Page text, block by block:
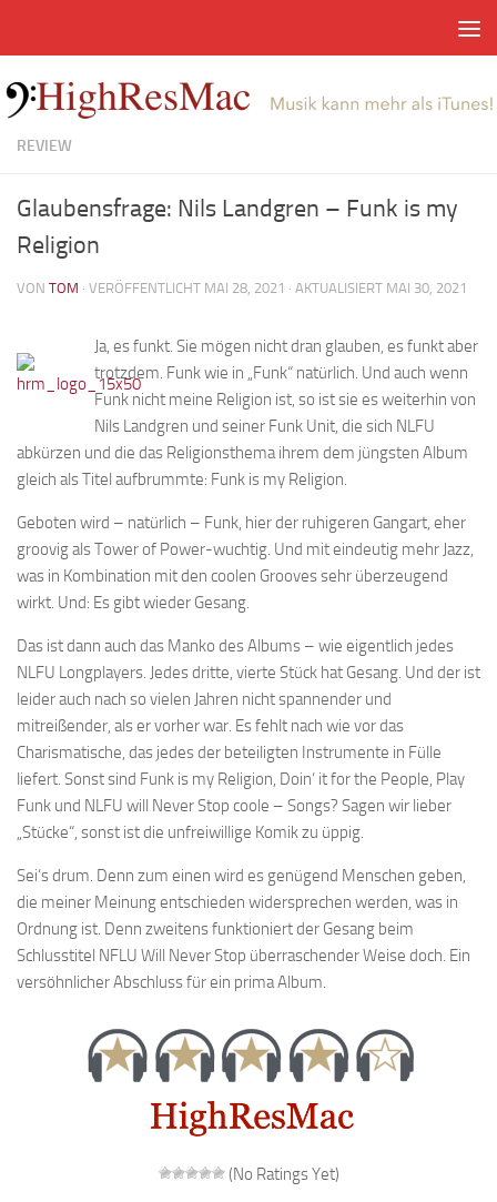
REVIEW
Glaubensfrage: Nils Landgren – Funk is my
Religion
VON TOM · VERÖFFENTLICHT MAI 28, 2021 · AKTUALISIERT MAI 30, 2021
Ja, es funkt. Sie mögen nicht dran glauben, es funkt aber
trotzdem. Funk wie in „Funk“ natürlich. Und auch wenn
Funk nicht meine Religion ist, so ist sie es weiterhin von
Nils Landgren und seiner Funk Unit, die sich NLFU
abkürzen und die das Religionsthema ihrem dem jüngsten Album
gleich als Titel aufbrummte: Funk is my Religion.
Geboten wird – natürlich – Funk, hier der ruhigeren Gangart, eher
groovig als Tower of Power-wuchtig. Und mit eindeutig mehr Jazz,
was in Kombination mit den coolen Grooves sehr überzeugend
wirkt. Und: Es gibt wieder Gesang.
Das ist dann auch das Manko des Albums – wie eigentlich jedes
NLFU Longplayers. Jedes dritte, vierte Stück hat Gesang. Und der ist
leider auch nach so vielen Jahren nicht spannender und
mitreißender, als er vorher war. Es fehlt nach wie vor das
Charismatische, das jedes der beteiligten Instrumente in Fülle
liefert. Sonst sind Funk is my Religion, Doin‘ it for the People, Play
Funk und NLFU will Never Stop coole – Songs? Sagen wir lieber
„Stücke“, sonst ist die unfreiwillige Komik zu üppig.
Sei‘s drum. Denn zum einen wird es genügend Menschen geben,
die meiner Meinung entschieden widersprechen werden, was in
Ordnung ist. Denn zweitens funktioniert der Gesang beim
Schlusstitel NFLU Will Never Stop überraschender Weise doch. Ein
versöhnlicher Abschluss für ein prima Album.
(No Ratings Yet)